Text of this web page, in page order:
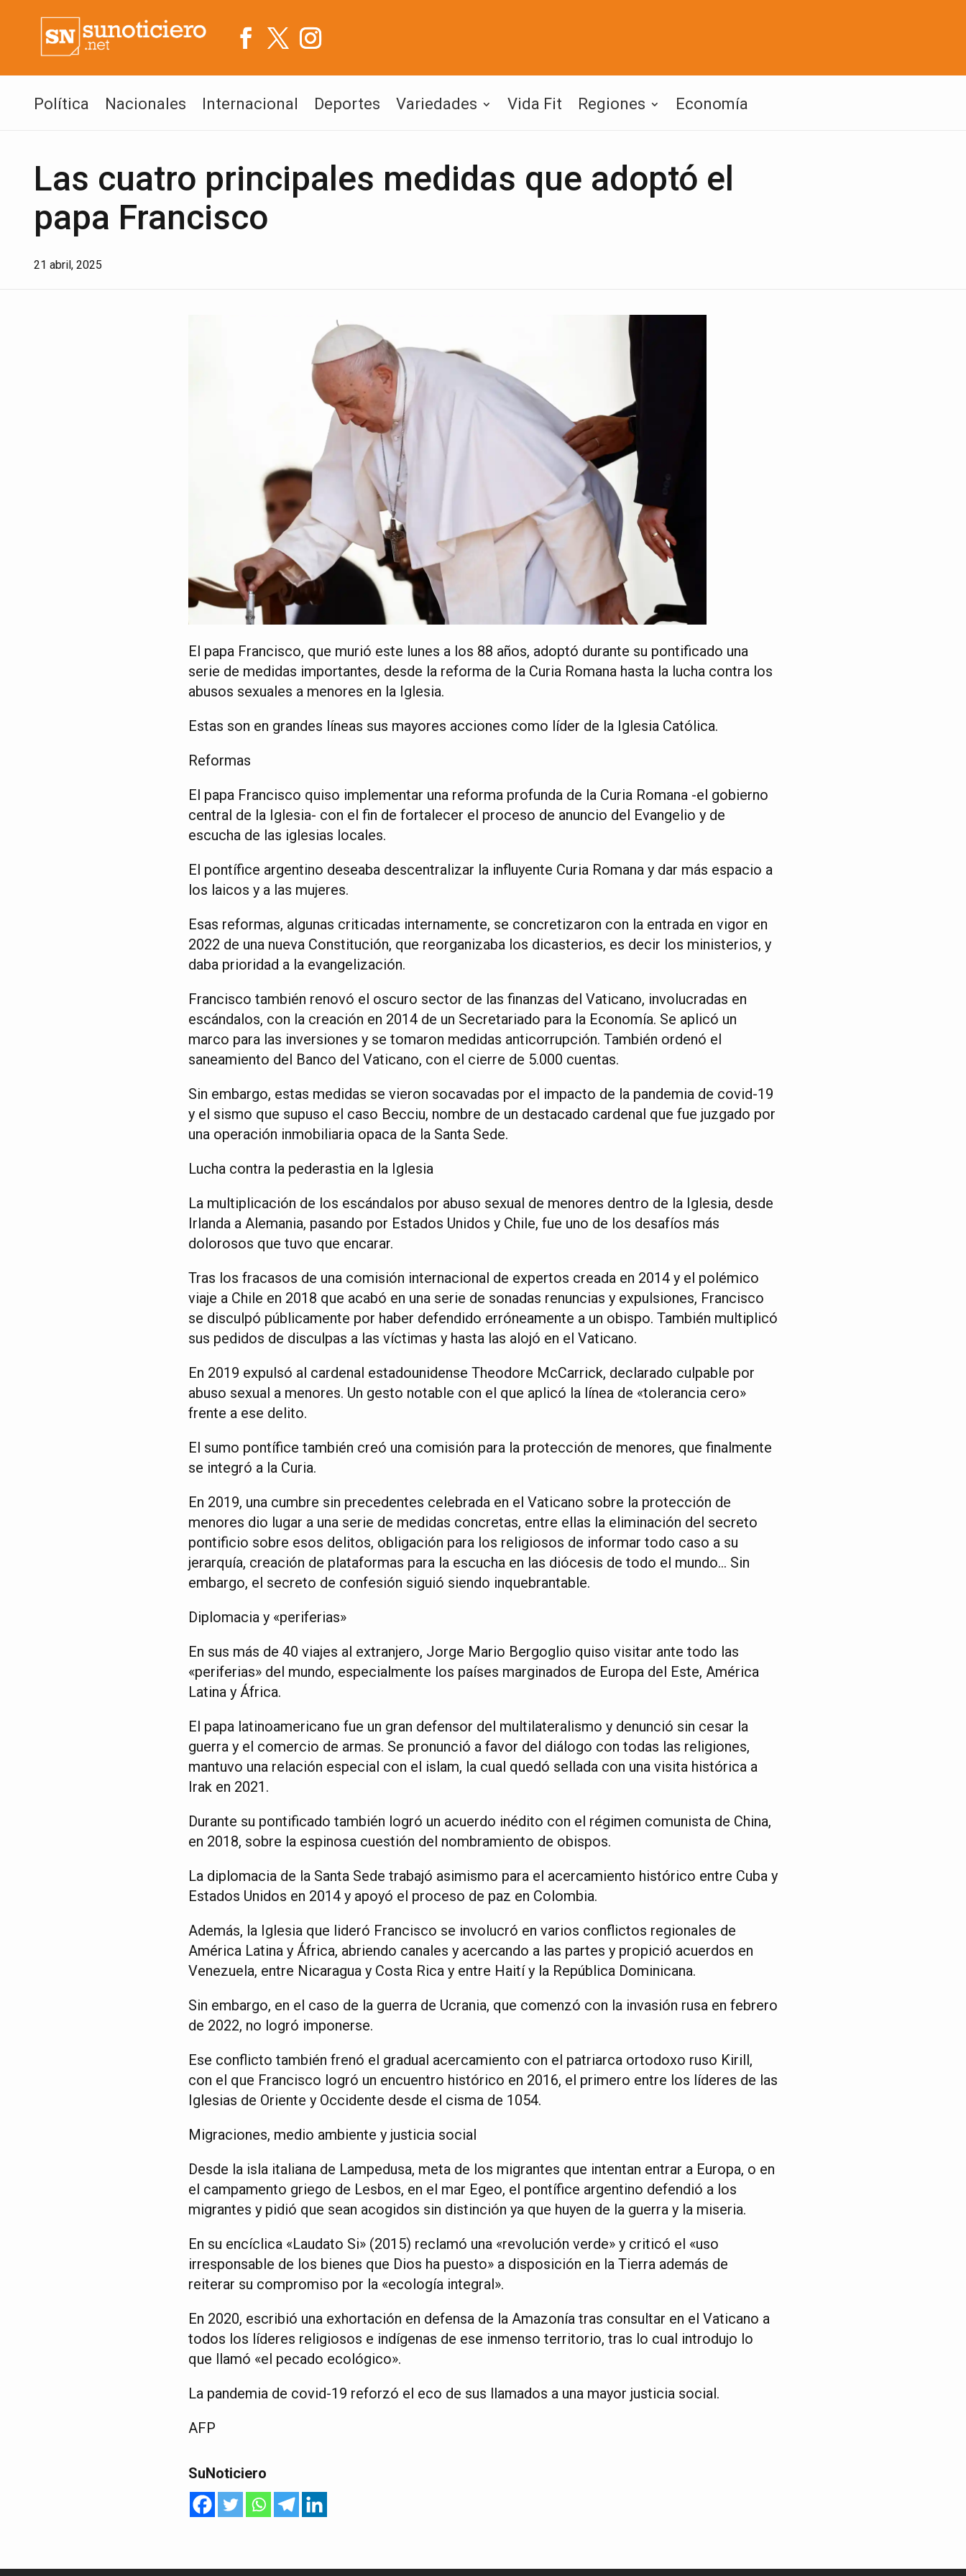
Política Nacionales Internacional Deportes Variedades Vida Fit Regiones Economía
Las cuatro principales medidas que adoptó el
papa Francisco
21 abril, 2025
El papa Francisco, que murió este lunes a los 88 años, adoptó durante su pontificado una
serie de medidas importantes, desde la reforma de la Curia Romana hasta la lucha contra los
abusos sexuales a menores en la Iglesia.
Estas son en grandes líneas sus mayores acciones como líder de la Iglesia Católica.
Reformas
El papa Francisco quiso implementar una reforma profunda de la Curia Romana -el gobierno
central de la Iglesia- con el fin de fortalecer el proceso de anuncio del Evangelio y de
escucha de las iglesias locales.
El pontífice argentino deseaba descentralizar la influyente Curia Romana y dar más espacio a
los laicos y a las mujeres.
Esas reformas, algunas criticadas internamente, se concretizaron con la entrada en vigor en
2022 de una nueva Constitución, que reorganizaba los dicasterios, es decir los ministerios, y
daba prioridad a la evangelización.
Francisco también renovó el oscuro sector de las finanzas del Vaticano, involucradas en
escándalos, con la creación en 2014 de un Secretariado para la Economía. Se aplicó un
marco para las inversiones y se tomaron medidas anticorrupción. También ordenó el
saneamiento del Banco del Vaticano, con el cierre de 5.000 cuentas.
Sin embargo, estas medidas se vieron socavadas por el impacto de la pandemia de covid-19
y el sismo que supuso el caso Becciu, nombre de un destacado cardenal que fue juzgado por
una operación inmobiliaria opaca de la Santa Sede.
Lucha contra la pederastia en la Iglesia
La multiplicación de los escándalos por abuso sexual de menores dentro de la Iglesia, desde
Irlanda a Alemania, pasando por Estados Unidos y Chile, fue uno de los desafíos más
dolorosos que tuvo que encarar.
Tras los fracasos de una comisión internacional de expertos creada en 2014 y el polémico
viaje a Chile en 2018 que acabó en una serie de sonadas renuncias y expulsiones, Francisco
se disculpó públicamente por haber defendido erróneamente a un obispo. También multiplicó
sus pedidos de disculpas a las víctimas y hasta las alojó en el Vaticano.
En 2019 expulsó al cardenal estadounidense Theodore McCarrick, declarado culpable por
abuso sexual a menores. Un gesto notable con el que aplicó la línea de «tolerancia cero»
frente a ese delito.
El sumo pontífice también creó una comisión para la protección de menores, que finalmente
se integró a la Curia.
En 2019, una cumbre sin precedentes celebrada en el Vaticano sobre la protección de
menores dio lugar a una serie de medidas concretas, entre ellas la eliminación del secreto
pontificio sobre esos delitos, obligación para los religiosos de informar todo caso a su
jerarquía, creación de plataformas para la escucha en las diócesis de todo el mundo… Sin
embargo, el secreto de confesión siguió siendo inquebrantable.
Diplomacia y «periferias»
En sus más de 40 viajes al extranjero, Jorge Mario Bergoglio quiso visitar ante todo las
«periferias» del mundo, especialmente los países marginados de Europa del Este, América
Latina y África.
El papa latinoamericano fue un gran defensor del multilateralismo y denunció sin cesar la
guerra y el comercio de armas. Se pronunció a favor del diálogo con todas las religiones,
mantuvo una relación especial con el islam, la cual quedó sellada con una visita histórica a
Irak en 2021.
Durante su pontificado también logró un acuerdo inédito con el régimen comunista de China,
en 2018, sobre la espinosa cuestión del nombramiento de obispos.
La diplomacia de la Santa Sede trabajó asimismo para el acercamiento histórico entre Cuba y
Estados Unidos en 2014 y apoyó el proceso de paz en Colombia.
Además, la Iglesia que lideró Francisco se involucró en varios conflictos regionales de
América Latina y África, abriendo canales y acercando a las partes y propició acuerdos en
Venezuela, entre Nicaragua y Costa Rica y entre Haití y la República Dominicana.
Sin embargo, en el caso de la guerra de Ucrania, que comenzó con la invasión rusa en febrero
de 2022, no logró imponerse.
Ese conflicto también frenó el gradual acercamiento con el patriarca ortodoxo ruso Kirill,
con el que Francisco logró un encuentro histórico en 2016, el primero entre los líderes de las
Iglesias de Oriente y Occidente desde el cisma de 1054.
Migraciones, medio ambiente y justicia social
Desde la isla italiana de Lampedusa, meta de los migrantes que intentan entrar a Europa, o en
el campamento griego de Lesbos, en el mar Egeo, el pontífice argentino defendió a los
migrantes y pidió que sean acogidos sin distinción ya que huyen de la guerra y la miseria.
En su encíclica «Laudato Si» (2015) reclamó una «revolución verde» y criticó el «uso
irresponsable de los bienes que Dios ha puesto» a disposición en la Tierra además de
reiterar su compromiso por la «ecología integral».
En 2020, escribió una exhortación en defensa de la Amazonía tras consultar en el Vaticano a
todos los líderes religiosos e indígenas de ese inmenso territorio, tras lo cual introdujo lo
que llamó «el pecado ecológico».
La pandemia de covid-19 reforzó el eco de sus llamados a una mayor justicia social.
AFP
SuNoticiero